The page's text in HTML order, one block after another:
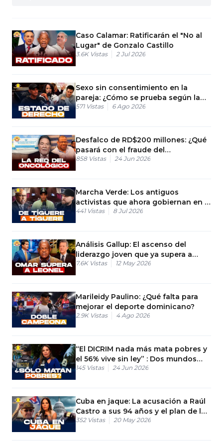
Caso Calamar: Ratificarán el "No al
Lugar" de Gonzalo Castillo
3.6K Vistas 2 Jul 2026
Sexo sin consentimiento en la
pareja: ¿Cómo se prueba según la
ley
571 Vistas 6 Ago 2026
Desfalco de RD$200 millones: ¿Qué
pasará con el fraude del
Oncológico?
858 Vistas 24 Jun 2026
Marcha Verde: Los antiguos
activistas que ahora gobiernan en el
PRM
441 Vistas 8 Jul 2026
Análisis Gallup: El ascenso del
liderazgo joven que ya supera a
Leonel.
7.6K Vistas 12 May 2026
Marileidy Paulino: ¿Qué falta para
mejorar el deporte dominicano?
2.9K Vistas 4 Ago 2026
“El DICRIM nada más mata pobres y
el 56% vive sin ley” : Dos mundos
paralelos en RD
145 Vistas 24 Jun 2026
Cuba en jaque: La acusación a Raúl
Castro a sus 94 años y el plan de la
CIA
352 Vistas 20 May 2026